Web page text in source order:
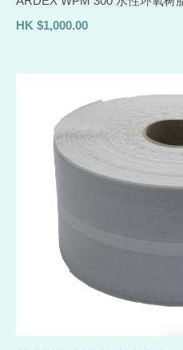
HK $1,000.00